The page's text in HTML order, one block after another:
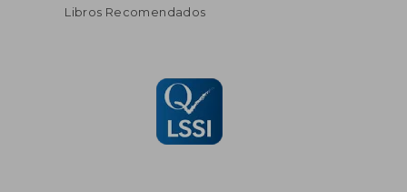
Libros Recomendados